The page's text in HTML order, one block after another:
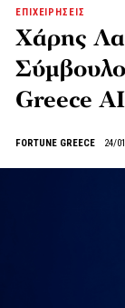
ΕΠΙΧΕΙΡΗΣΕΙΣ
Χάρης
Greece
FORTUNE GREECE 24/